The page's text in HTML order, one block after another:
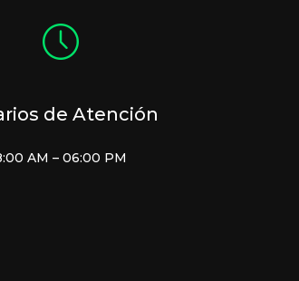
de Atención
AM – 06:00 PM